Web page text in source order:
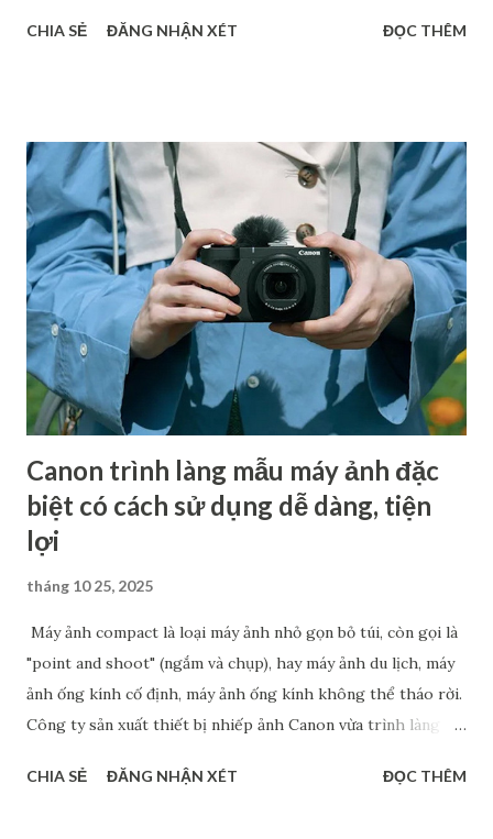
dự đoán về Fujifilm Half-frame, Sony A7 V hay dòng RX1 hồi
và lên kế hoạch nâng cấp thiết bị hợp lý. Máy ảnh ra mắt
2025: Canon EOS R7 Mark II Sau một chuỗi ra mắt hàng loạt
các sản phẩm đình đám như từ EOS R1 và EOS R5 Mark II
năm ngoái đến PowerShot V1 và EOS R50 V ra mắt năm nay,
nhiều diễn đàn đồn đoán rằng máy ảnh tiếp theo Canon sẽ
cho ra mắt khả năng cao là Canon EOS R7 Mark II. Đa số các
thông tin cung cấp đều cho rằng R7 Mark II sẽ là một chiếc
máy ảnh có hiệu suất mạnh mẽ, sở hữu cảm biến độ phân...
CHIA SẺ ĐĂNG NHẬN XÉT ĐỌC THÊM
Canon trình làng mẫu máy ảnh đặc
biệt có cách sử dụng dễ dàng, tiện
lợi
tháng 10 25, 2025
Máy ảnh compact là loại máy ảnh nhỏ gọn bỏ túi, còn gọi là
"point and shoot" (ngắm và chụp), hay máy ảnh du lịch, máy
ảnh ống kính cố định, máy ảnh ống kính không thể tháo rời.
Công ty sản xuất thiết bị nhiếp ảnh Canon vừa trình làng
cuối tháng 4/2025. Đây là phiên bản tiếp theo của
CHIA SẺ ĐĂNG NHẬN XÉT ĐỌC THÊM